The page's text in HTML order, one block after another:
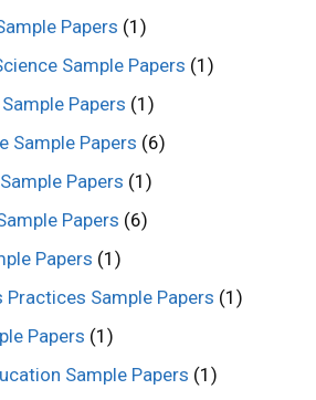
Papers (1)
Sample Papers (1)
Papers (1)
Sample Papers (6)
Papers (1)
Papers (6)
Papers (1)
Sample Papers (1)
Papers (1)
Sample Papers (1)